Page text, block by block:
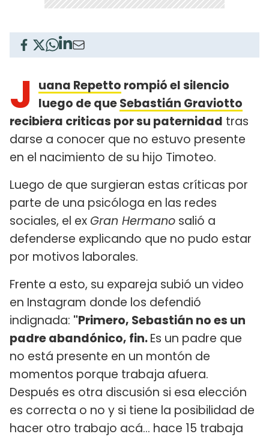
J uana Repetto rompió el silencio
luego de queSebastián Graviotto
recibiera criticas por su paternidad tras
darse a conocer que no estuvo presente
en el nacimiento de su hijo Timoteo.
Luego de que surgieran estas críticas por
parte de una psicóloga en las redes
sociales, el ex Gran Hermano salió a
defenderse explicando que no pudo estar
por motivos laborales.
Frente a esto, su expareja subió un video
en Instagram donde los defendió
indignada: "Primero, Sebastián no es un
padre abandónico, fin.Es un padre que
no está presente en un montón de
momentos porque trabaja afuera.
Después es otra discusión si esa elección
es correcta o no y si tiene la posibilidad de
hacer otro trabajo acá... hace 15 trabaja